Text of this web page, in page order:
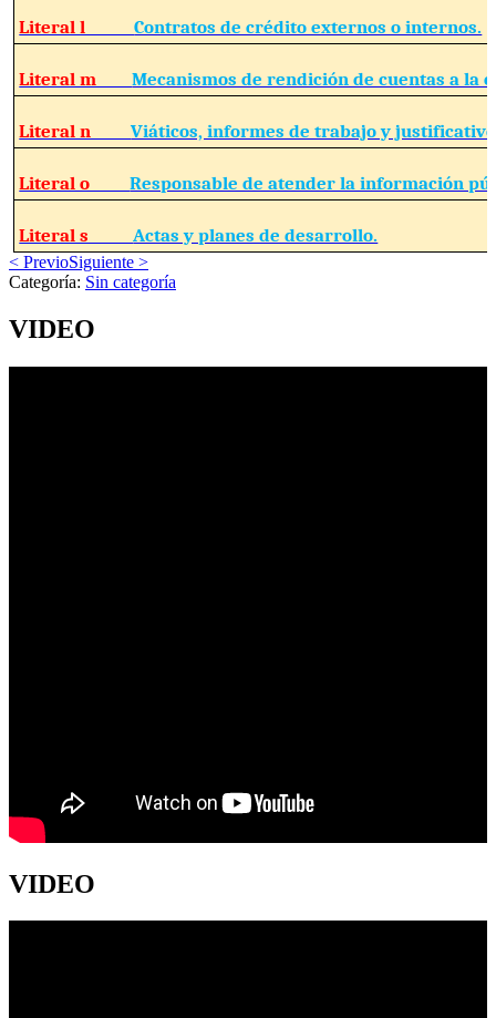
Literal lContratos de crédito externos o internos.
Literal mMecanismos de rendición de cuentas a la
Literal nViáticos, informes de trabajo y
Literal oResponsable de atender la información
Literal s Actas y planes de desarrollo.
< PrevioSiguiente >
Categoría: Sin categoría
VIDEO
VIDEO